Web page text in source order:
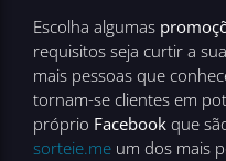
Escolha algumas
requisitos seja curtir a sua
mais pessoas que
tornam-se clientes em
próprio Facebook que
sorteie.me um dos mais